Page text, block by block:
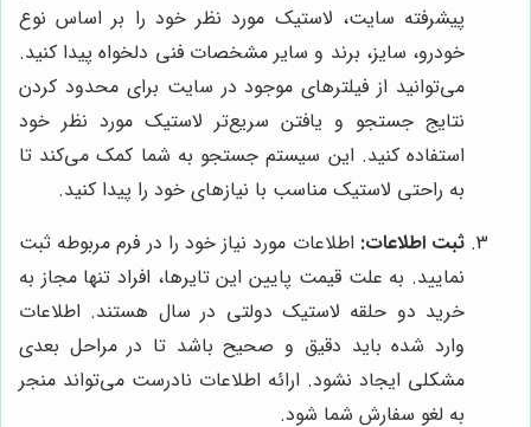
پیشرفته سایت، لاستیک مورد نظر خود را بر اساس نوع
خودرو، سایز، برند و سایر مشخصات فنی دلخواه پیدا کنید.
می‌توانید از فیلترهای موجود در سایت برای محدود کردن
نتایج جستجو و یافتن سریع‌تر لاستیک مورد نظر خود
استفاده کنید. این سیستم جستجو به شما کمک می‌کند تا
به راحتی لاستیک مناسب با نیازهای خود را پیدا کنید.
ثبت اطلاعات: اطلاعات مورد نیاز خود را در فرم مربوطه ثبت
نمایید. به علت قیمت پایین این تایرها، افراد تنها مجاز به
خرید دو حلقه لاستیک دولتی در سال هستند. اطلاعات
وارد شده باید دقیق و صحیح باشد تا در مراحل بعدی
مشکلی ایجاد نشود. ارائه اطلاعات نادرست می‌تواند منجر
به لغو سفارش شما شود.